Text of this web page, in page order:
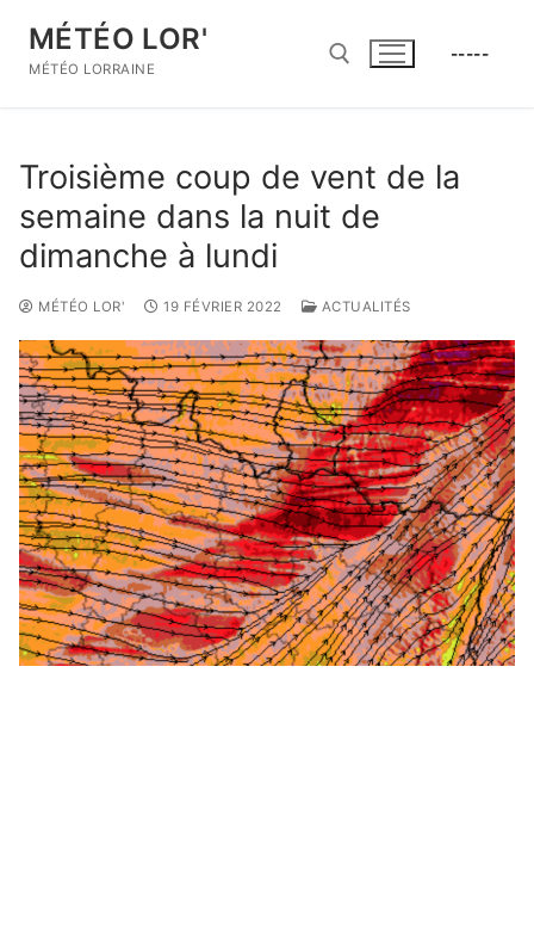
contenu
MÉTÉO LOR'
MÉTÉO LORRAINE
-----
Troisième coup de vent de la
semaine dans la nuit de
dimanche à lundi
MÉTÉO LOR' 19 FÉVRIER 2022 ACTUALITÉS